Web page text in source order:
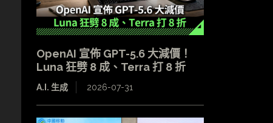
OpenAI 宣佈 GPT-5.6 大減價！
Luna 狂劈 8 成、Terra 打 8 折
A.I. 生成 2026-07-31